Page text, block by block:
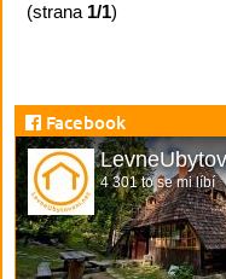
(strana 1/1)
Facebook
4 301 to se mi líbí